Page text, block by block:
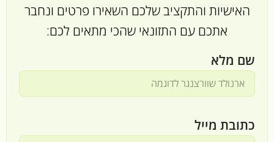
האישיות והתקציב שלכם השאירו פרטים ונחבר
אתכם עם התזונאי שהכי מתאים לכם:
שם מלא
כתובת מייל